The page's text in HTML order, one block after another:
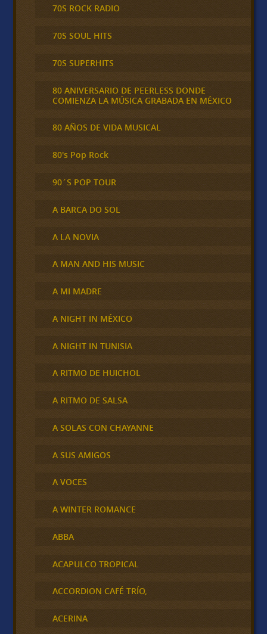
70S ROCK RADIO
70S SOUL HITS
70S SUPERHITS
80 ANIVERSARIO DE PEERLESS DONDE
COMIENZA LA MÚSICA GRABADA EN MÉXICO
80 AÑOS DE VIDA MUSICAL
80's Pop Rock
90´S POP TOUR
A BARCA DO SOL
A LA NOVIA
A MAN AND HIS MUSIC
A MI MADRE
A NIGHT IN MÉXICO
A NIGHT IN TUNISIA
A RITMO DE HUICHOL
A RITMO DE SALSA
A SOLAS CON CHAYANNE
A SUS AMIGOS
A VOCES
A WINTER ROMANCE
ABBA
ACAPULCO TROPICAL
ACCORDION CAFÉ TRÍO,
ACERINA